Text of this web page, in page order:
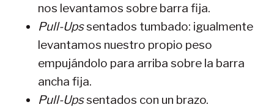
nos levantamos sobre barra fija.
Pull-Upssentados tumbado: igualmente
levantamos nuestro propio peso
empujándolo para arriba sobre la barra
ancha fija.
Pull-Upssentados con un brazo.